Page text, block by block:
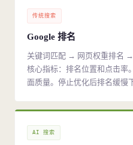
传统搜索
Google 排名
关键词匹配 → 网页权重排名
核心指标：排名位置和点击率
面质量。停止优化后排名缓慢
AI 搜索